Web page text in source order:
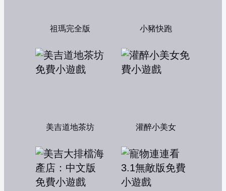
祖瑪完全版 小豬快跑
美吉道地茶坊 灌醉小美女